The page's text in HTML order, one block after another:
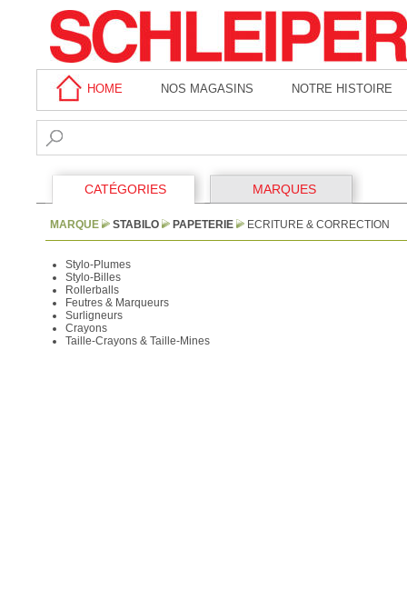
HOME NOS MAGASINS NOTRE HISTOIRE
CATÉGORIES MARQUES
MARQUE STABILO PAPETERIE ECRITURE & CORRECTION
Stylo-Plumes
Stylo-Billes
Rollerballs
Feutres & Marqueurs
Surligneurs
Crayons
Taille-Crayons & Taille-Mines